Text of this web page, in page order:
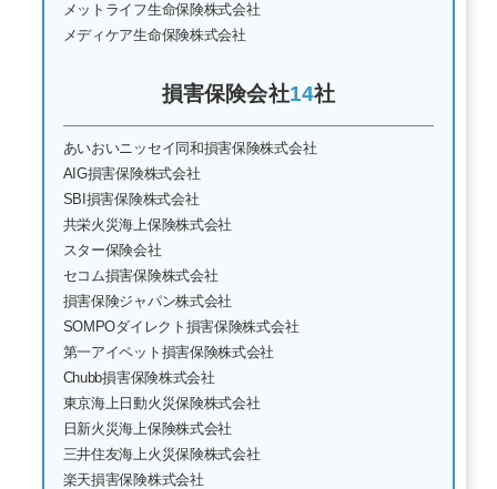
メットライフ生命保険株式会社
メディケア生命保険株式会社
損害保険会社14社
あいおいニッセイ同和損害保険株式会社
AIG損害保険株式会社
SBI損害保険株式会社
共栄火災海上保険株式会社
スター保険会社
セコム損害保険株式会社
損害保険ジャパン株式会社
SOMPOダイレクト損害保険株式会社
第一アイペット損害保険株式会社
Chubb損害保険株式会社
東京海上日動火災保険株式会社
日新火災海上保険株式会社
三井住友海上火災保険株式会社
楽天損害保険株式会社